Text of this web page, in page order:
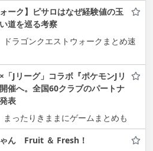
ーク】ピサロはなぜ経験値の玉
道を巡る考察
ドラゴンクエストウォークまとめ速
「Jリーグ」コラボ『ポケモンJリ
催へ。全国60クラブのパートナ
表
まったりきままにゲームまとめも
ん Fruit ＆ Fresh！